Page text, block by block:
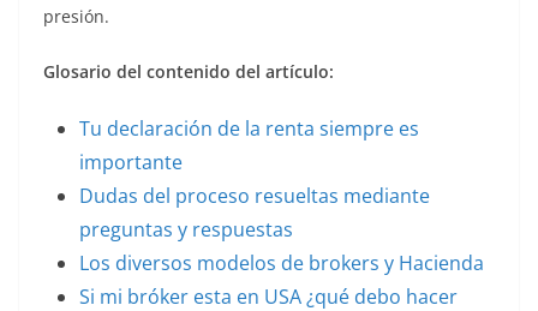
presión.
Glosario del contenido del artículo:
Tu declaración de la renta siempre es
importante
Dudas del proceso resueltas mediante
preguntas y respuestas
Los diversos modelos de brokers y Hacienda
Si mi bróker esta en USA ¿qué debo hacer